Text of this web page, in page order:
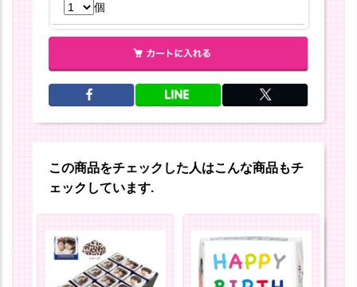
個
この商品をチェックした人はこんな商品もチ
ェックしています.